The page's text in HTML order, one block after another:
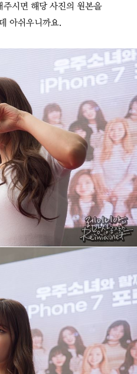
시면 해당 사진의 원본을
아쉬우니까요.